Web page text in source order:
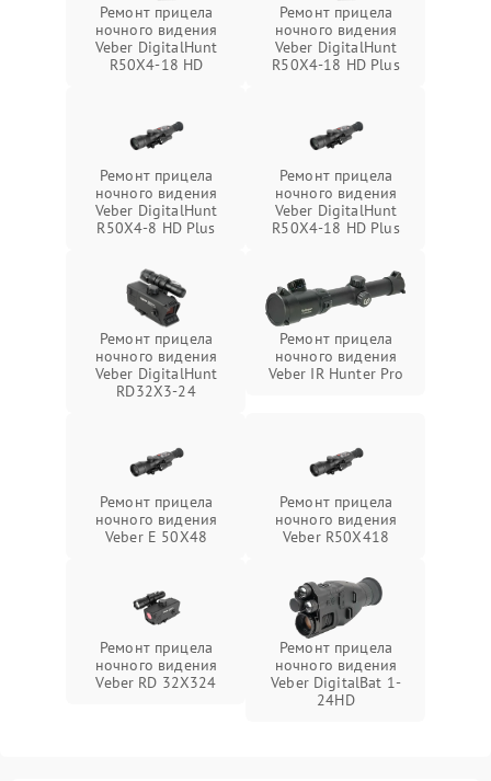
Ремонт прицела
ночного видения
Veber DigitalHunt
R50X4-18 HD
Ремонт прицела
ночного видения
Veber DigitalHunt
R50X4-18 HD Plus
Ремонт прицела
ночного видения
Veber DigitalHunt
R50X4-8 HD Plus
Ремонт прицела
ночного видения
Veber DigitalHunt
R50X4-18 HD Plus
Ремонт прицела
ночного видения
Veber DigitalHunt
RD32X3-24
Ремонт прицела
ночного видения
Veber IR Hunter Pro
Ремонт прицела
ночного видения
Veber E 50X48
Ремонт прицела
ночного видения
Veber R50X418
Ремонт прицела
ночного видения
Veber RD 32X324
Ремонт прицела
ночного видения
Veber DigitalBat 1-
24HD